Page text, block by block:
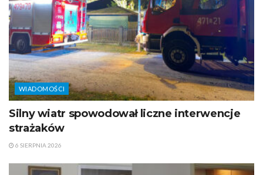
WIADOMOŚCI
Silny wiatr spowodował liczne interwencje
strażaków
6 SIERPNIA 2026